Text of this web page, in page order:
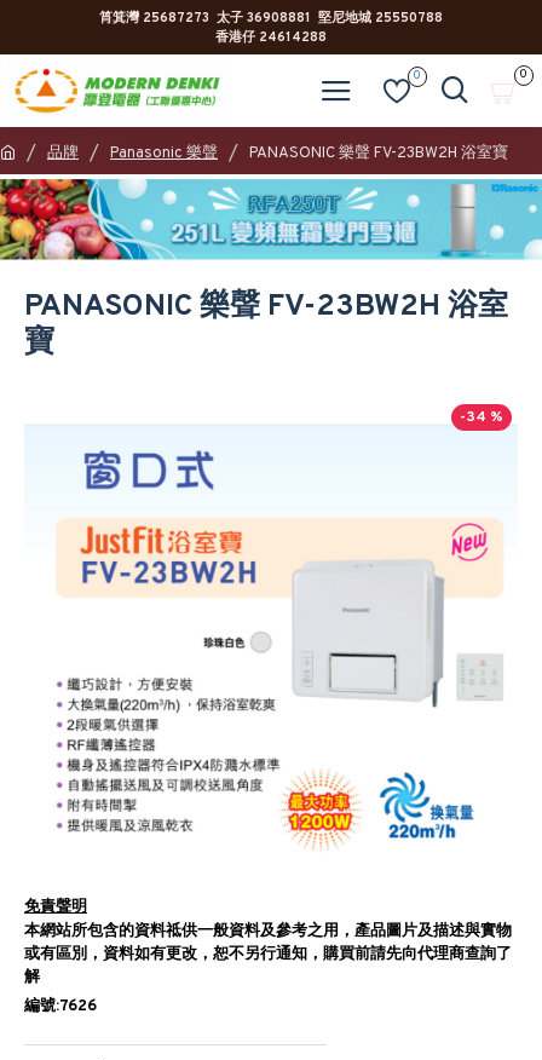
筲箕灣 25687273 太子 36908881 堅尼地城 25550788
香港仔 24614288
0 0
品牌 Panasonic 樂聲 PANASONIC 樂聲 FV-23BW2H 浴室寶
PANASONIC 樂聲 FV-23BW2H 浴室
寶
-34 %
免責聲明
本網站所包含的資料祗供一般資料及參考之用，產品圖片及描述與實物
或有區別，資料如有更改，恕不另行通知，購買前請先向代理商查詢了
解
編號:7626